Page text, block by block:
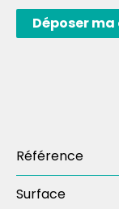
Déposer
Référence
Surface